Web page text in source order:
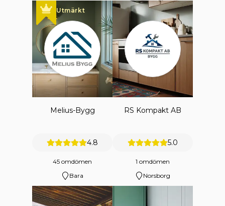
Utmärkt
Melius-Bygg
4.8
45 omdömen
Bara
RS Kompakt AB
5.0
1 omdömen
Norsborg